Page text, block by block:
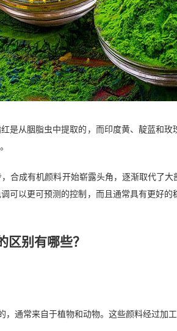
是从胭脂虫中提取的，而印度黄、靛蓝和
合成有机颜料开始崭露头角，逐渐取代了
可以更可预测的控制，而且通常具有更好
区别有哪些？
，通常来自于植物和动物。这些颜料经过加